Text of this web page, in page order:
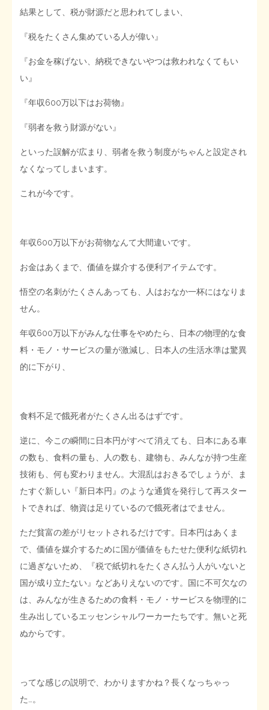
結果として、税が財源だと思われてしまい、
『税をたくさん集めている人が偉い』
『お金を稼げない、納税できないやつは救われなくてもい
い』
『年収600万以下はお荷物』
『弱者を救う財源がない』
といった誤解が広まり、弱者を救う制度がちゃんと設定され
なくなってしまいます。
これが今です。
年収600万以下がお荷物なんて大間違いです。
お金はあくまで、価値を媒介する便利アイテムです。
悟空の名刺がたくさんあっても、人はおなか一杯にはなりま
せん。
年収600万以下がみんな仕事をやめたら、日本の物理的な食
料・モノ・サービスの量が激減し、日本人の生活水準は驚異
的に下がり、
食料不足で餓死者がたくさん出るはずです。
逆に、今この瞬間に日本円がすべて消えても、日本にある車
の数も、食料の量も、人の数も、建物も、みんなが持つ生産
技術も、何も変わりません。大混乱はおきるでしょうが、ま
たすぐ新しい『新日本円』のような通貨を発行して再スター
トできれば、物資は足りているので餓死者はでません。
ただ貧富の差がリセットされるだけです。日本円はあくま
で、価値を媒介するために国が価値をもたせた便利な紙切れ
に過ぎないため、『税で紙切れをたくさん払う人がいないと
国が成り立たない』などありえないのです。国に不可欠なの
は、みんなが生きるための食料・モノ・サービスを物理的に
生み出しているエッセンシャルワーカーたちです。無いと死
ぬからです。
ってな感じの説明で、わかりますかね？長くなっちゃっ
た…。